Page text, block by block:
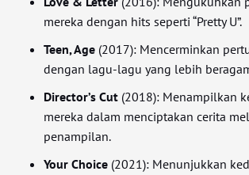
mereka dengan hits seperti “Pretty U”.
Teen, Age (2017): Mencerminkan
dengan lagu-lagu yang lebih
Director’s Cut (2018): Menampilkan
mereka dalam menciptakan cerita
penampilan.
Your Choice (2021): Menunjukkan